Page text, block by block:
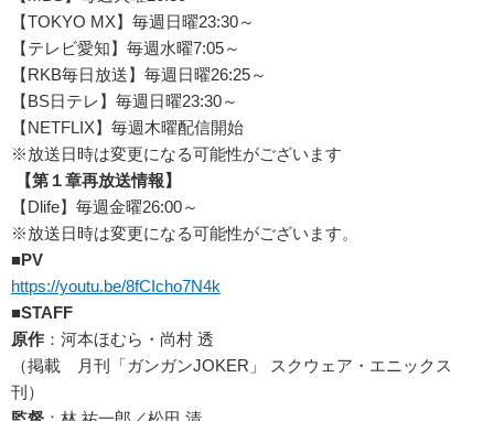
【TOKYO MX】毎週日曜23:30～
【テレビ愛知】毎週水曜7:05～
【RKB毎日放送】毎週日曜26:25～
【BS日テレ】毎週日曜23:30～
【NETFLIX】毎週木曜配信開始
※放送日時は変更になる可能性がございます
【第１章再放送情報】
【Dlife】毎週金曜26:00～
※放送日時は変更になる可能性がございます。
■PV
https://youtu.be/8fCIcho7N4k
■STAFF
原作 ：河本ほむら・尚村 透
（掲載 月刊「ガンガンJOKER」 スクウェア・エニックス
刊）